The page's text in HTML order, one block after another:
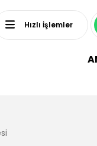
Hızlı İşlemler